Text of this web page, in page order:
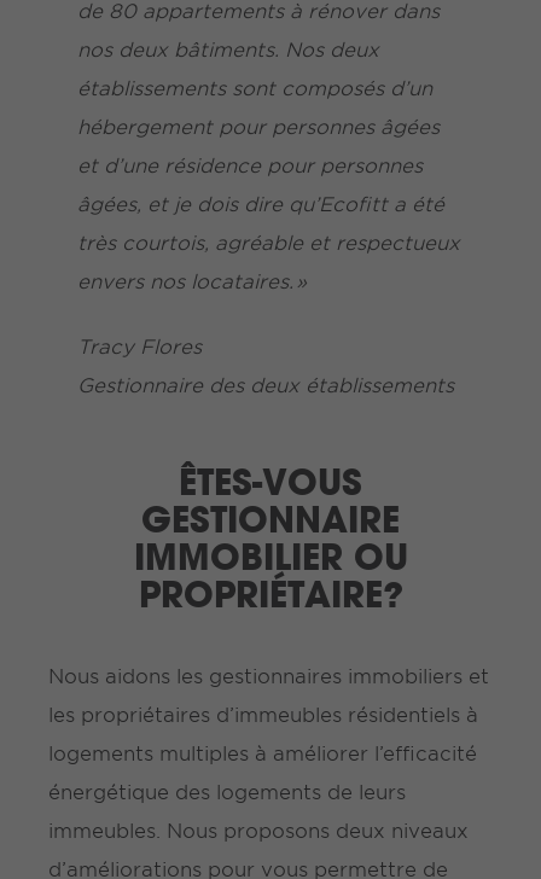
de 80 appartements à rénover dans
nos deux bâtiments. Nos deux
établissements sont composés d’un
hébergement pour personnes âgées
et d’une résidence pour personnes
âgées, et je dois dire qu’Ecofitt a été
très courtois, agréable et respectueux
envers nos locataires. »
Tracy Flores
Gestionnaire des deux établissements
ÊTES-VOUS
GESTIONNAIRE
IMMOBILIER OU
PROPRIÉTAIRE?
Nous aidons les gestionnaires immobiliers et
les propriétaires d’immeubles résidentiels à
logements multiples à améliorer l’efficacité
énergétique des logements de leurs
immeubles. Nous proposons deux niveaux
d’améliorations pour vous permettre de